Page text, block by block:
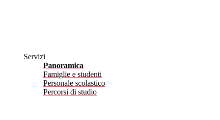
Servizi
Panoramica
Famiglie e studenti
Personale scolastico
Percorsi di studio